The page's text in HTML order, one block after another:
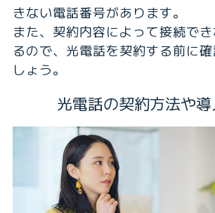
きない電話番号があります。
また、契約内容によって接続で
るので、光電話を契約する前に
しょう。
光電話の契約方法や